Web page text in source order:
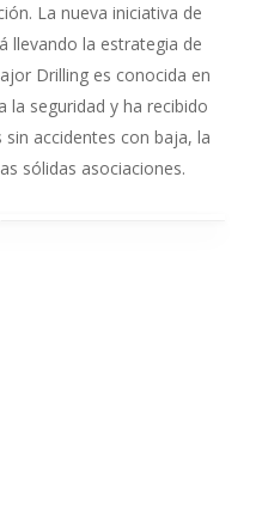
La nueva iniciativa de
llevando la estrategia de
Drilling es conocida en
seguridad y ha recibido
accidentes con baja, la
sólidas asociaciones.